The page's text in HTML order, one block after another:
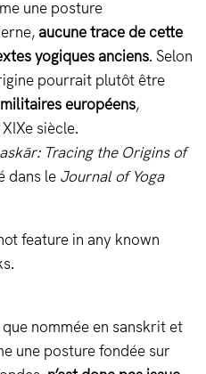
une posture
aucune trace de cette
yogiques anciens. Selon
pourrait plutôt être
européens,
siècle.
Tracing the Origins of
dans le Journal of Yoga
feature in any known
nommée en sanskrit et
une posture fondée sur